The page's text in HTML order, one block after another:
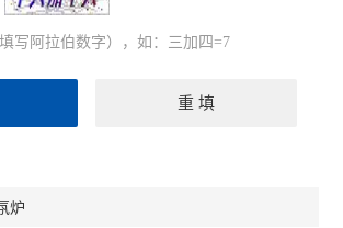
写阿拉伯数字），如：三加四=7
炉